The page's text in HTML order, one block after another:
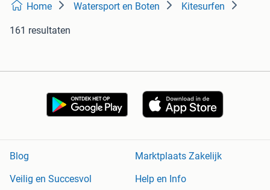
Home Watersport en Boten Kitesurfen
161 resultaten
Blog
Marktplaats Zakelijk
Veilig en Succesvol
Help en Info